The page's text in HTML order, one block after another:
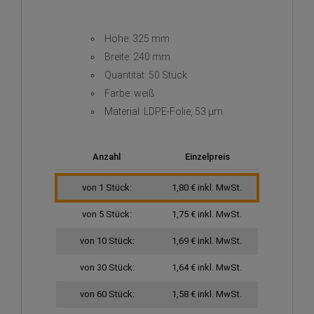
Höhe: 325 mm
Breite: 240 mm
Quantität: 50 Stück
Farbe: weiß
Material: LDPE-Folie, 53 µm
Anzahl Einzelpreis
von 1 Stück: 1,80 € inkl. MwSt.
von 5 Stück: 1,75 € inkl. MwSt.
von 10 Stück: 1,69 € inkl. MwSt.
von 30 Stück: 1,64 € inkl. MwSt.
von 60 Stück: 1,58 € inkl. MwSt.